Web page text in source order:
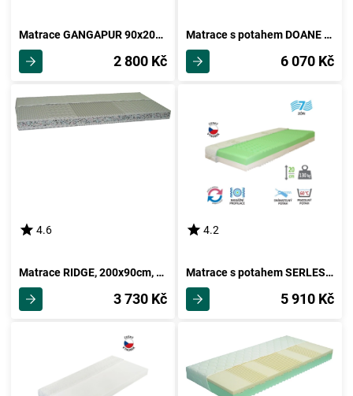
Matrace GANGAPUR 90x200 cm bez potahu
2 800 Kč
Matrace s potahem DOANE 140x200 cm
6 070 Kč
4.6
Matrace RIDGE, 200x90cm, potah froté
3 730 Kč
4.2
Matrace s potahem SERLES 90x200x20 cm
5 910 Kč